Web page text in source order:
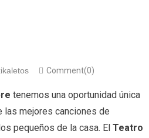
Comment(0)
tenemos una oportunidad única
las mejores canciones de
pequeños de la casa. El Teatro